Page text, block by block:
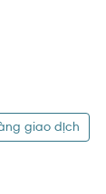
giao dịch